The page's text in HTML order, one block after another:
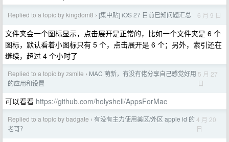
Replied to a topic by kingdom8 › [集中贴] iOS 27 目前已知问题汇总 6 月 9 日
文件夹会一个图标显示，点击展开是正常的，比如一个文件夹是 6 个
图标，默认看着小图标只有 5 个，点击展开是 6 个；另外，索引还在
继续，超过 4 个小时了
Replied to a topic by zsmile › MAC 萌新，有没有佬分享自己感觉好用
的应用和设置
5 月 27
日
可以看看 https://github.com/holyshell/AppsForMac
Replied to a topic by badgate › 有没有主力使用美区/外区 apple id 的
老哥？
4 月 20
日